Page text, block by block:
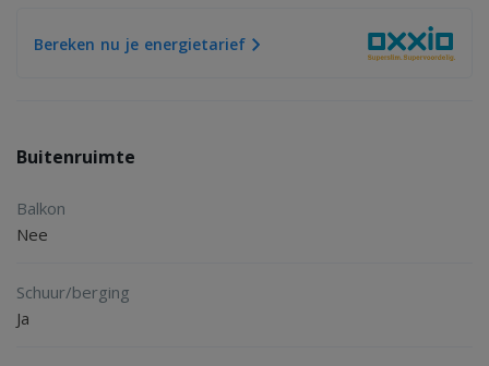
fraaie borders. Dankzij de volledige omsluiting geniet je
hier van veel privacy en rust.
- In 2019 is de woning volledig gerenoveerd.
Bereken nu je energietarief
Buitenruimte
Balkon
Nee
Schuur/berging
Ja